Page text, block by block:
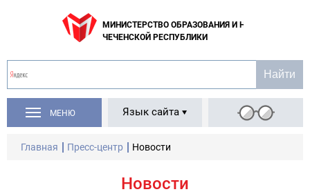
МИНИСТЕРСТВО ОБРАЗОВАНИЯ И НАУКИ
ЧЕЧЕНСКОЙ РЕСПУБЛИКИ
МЕНЮ Язык сайта
Главная Пресс-центр Новости
Новости